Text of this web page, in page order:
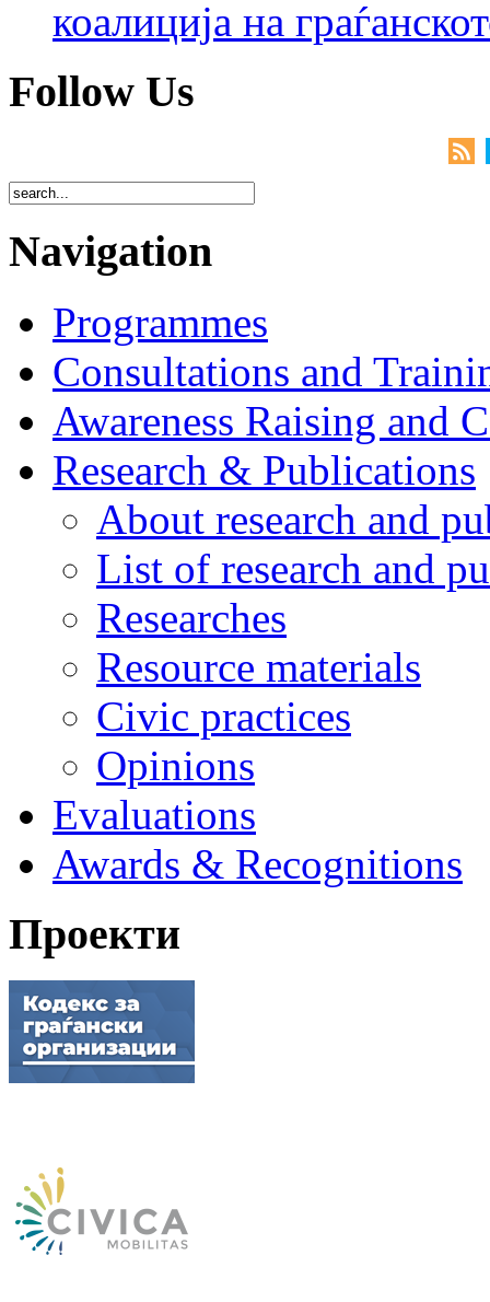
коалиција на
Follow Us
Navigation
Programmes
Consultations and
Awareness Raising and
Research & Publications
About research and
List of research and
Researches
Resource materials
Civic practices
Opinions
Evaluations
Awards & Recognitions
Проекти